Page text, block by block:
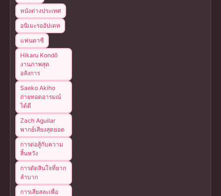
หนังต่างประเทศ
อนิเมะรออัปเดท
แฟนตาซี
Hikaru Kondô
งานภาพสุด
อลังการ
Saeko Akiho
ถ่ายทอดอารมณ์
ได้ดี
Zach Aguilar
พากย์เสียงสุดยอด
การต่อสู้กับความ
สิ้นหวัง
การตัดสินใจที่ยาก
ลำบาก
การเสียสละเพื่อ